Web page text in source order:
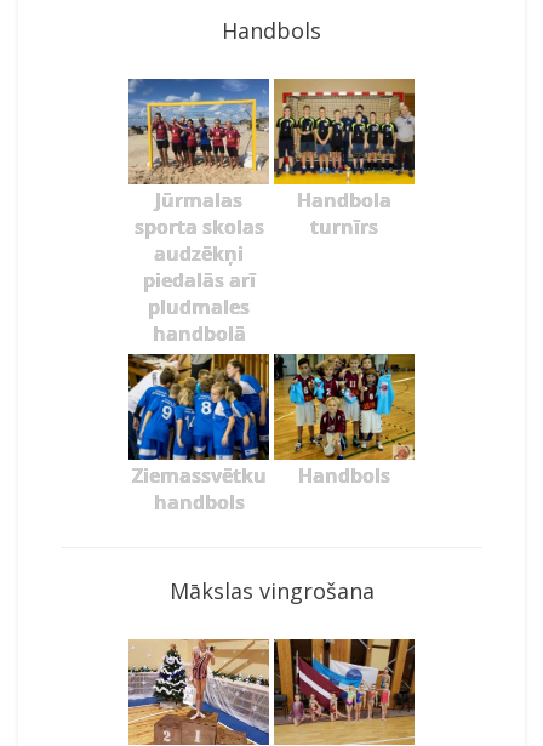
Handbols
Jūrmalas
sporta skolas
audzēkņi
piedalās arī
pludmales
handbolā
Handbola
turnīrs
Ziemassvētku
handbols
Handbols
Mākslas vingrošana